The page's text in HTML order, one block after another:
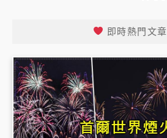
即時熱門文章